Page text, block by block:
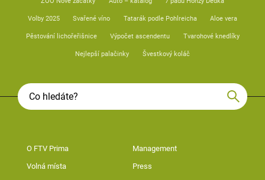
Volby 2025 Svařené víno Tatarák podle Pohlreicha Aloe vera
Pěstování lichořeřišnice Výpočet ascendentu Tvarohové knedlíky
Nejlepší palačinky Švestkový koláč
O FTV Prima Management
Volná místa Press